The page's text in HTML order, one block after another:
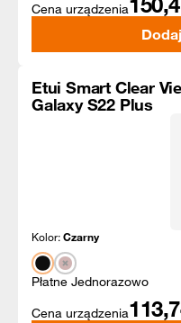
Cena urządzenia
Etui Smart Clear
Galaxy S22 Plus
Kolor:Czarny
Płatne Jednorazowo
Cena urządzenia